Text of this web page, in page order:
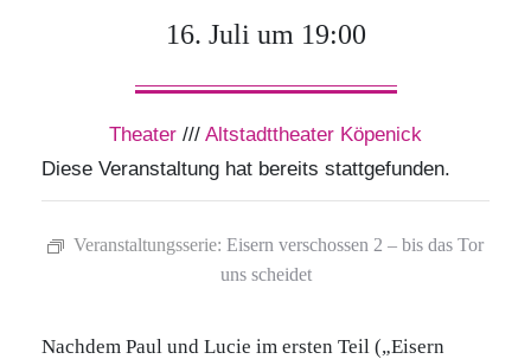
16. Juli um 19:00
Theater /// Altstadttheater Köpenick
Diese Veranstaltung hat bereits stattgefunden.
Veranstaltungsserie: Eisern verschossen 2 – bis das Tor
uns scheidet
Nachdem Paul und Lucie im ersten Teil („Eisern